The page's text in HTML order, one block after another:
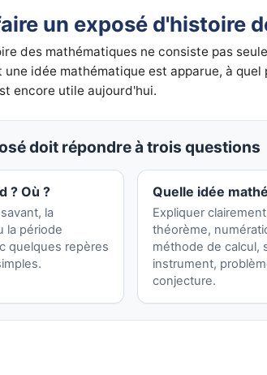
un exposé d'histoire
des mathématiques ne consiste pas
une idée mathématique est apparue, à
encore utile aujourd'hui.
doit répondre à trois questions
? Où ?
la
la période
quelques repères
Quelle idée
Expliquer
théorème,
méthode de calcul,
instrument,
conjecture.